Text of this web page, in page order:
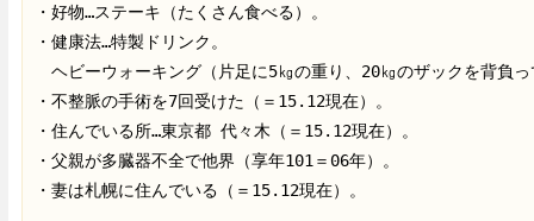
・好物…ステーキ（たくさん食べる）。
・健康法…特製ドリンク。
ヘビーウォーキング（片足に5㎏の重り、20㎏のザックを背負っ
・不整脈の手術を7回受けた（＝15.12現在）。
・住んでいる所…東京都 代々木（＝15.12現在）。
・父親が多臓器不全で他界（享年101＝06年）。
・妻は札幌に住んでいる（＝15.12現在）。